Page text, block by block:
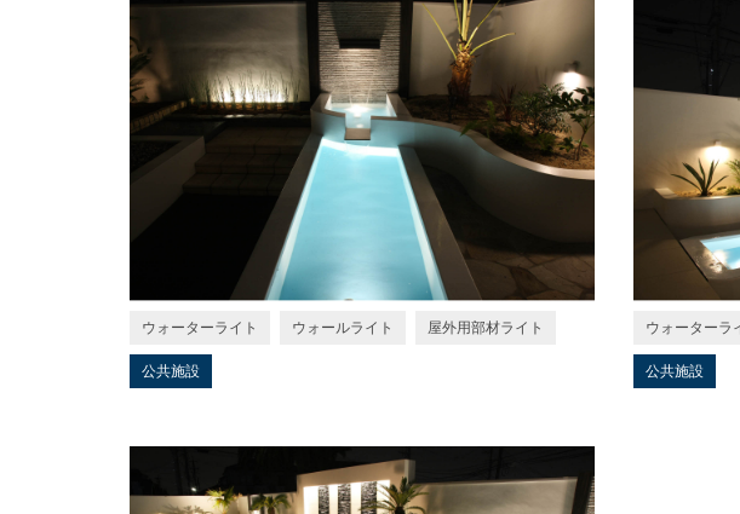
ウォーターライト ウォールライト 屋外用部材ライト
公共施設
ウォーターラ
公共施設